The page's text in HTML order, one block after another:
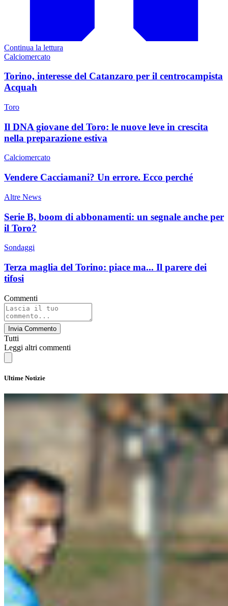
Continua la lettura
Calciomercato
Torino, interesse del Catanzaro per il centrocampista
Acquah
Toro
Il DNA giovane del Toro: le nuove leve in crescita
nella preparazione estiva
Calciomercato
Vendere Cacciamani? Un errore. Ecco perché
Altre News
Serie B, boom di abbonamenti: un segnale anche per
il Toro?
Sondaggi
Terza maglia del Torino: piace ma... Il parere dei
tifosi
Commenti
Invia Commento
Tutti
Leggi altri commenti
Ultime Notizie